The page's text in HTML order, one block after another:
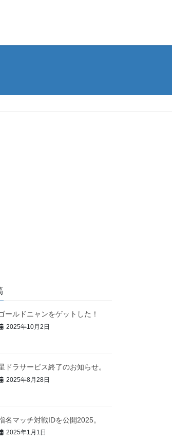
ールドニャンをゲットした！
2025年10月2日
ドラサービス終了のお知らせ。
2025年8月28日
名マッチ対戦IDを公開2025。
2025年1月1日